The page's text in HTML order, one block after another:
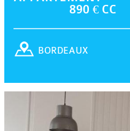
890 € CC
BORDEAUX